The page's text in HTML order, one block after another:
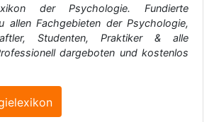
der Psychologie. Fundierte
allen Fachgebieten der Psychologie,
Studenten, Praktiker & alle
dargeboten und kostenlos